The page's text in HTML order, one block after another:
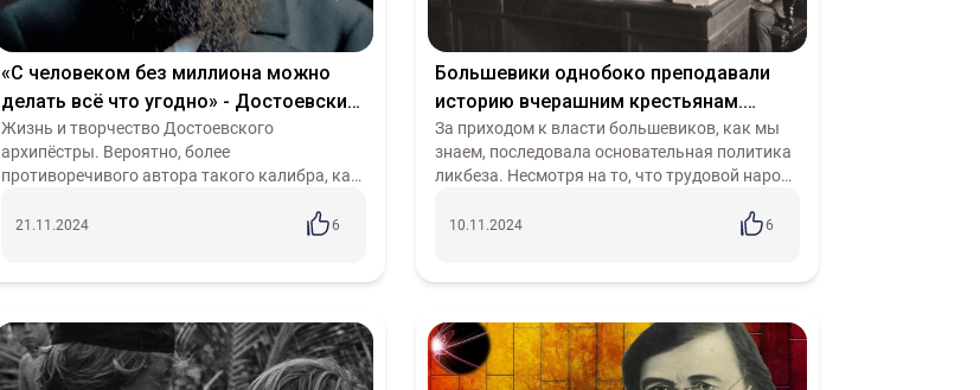
«С человеком без миллиона можно
делать всё что угодно» - Достоевский
о сущности капитализма
Жизнь и творчество Достоевского
архипёстры. Вероятно, более
противоречивого автора такого калибра, как
Если другие писатели его уровня, типа
21.11.2024 6
Большевики однобоко преподавали
историю вчерашним крестьянам.
Примитивизация российской истории?
За приходом к власти большевиков, как мы
знаем, последовала основательная политика
ликбеза. Несмотря на то, что трудовой народ
полученных на кружках, требова...
10.11.2024 6